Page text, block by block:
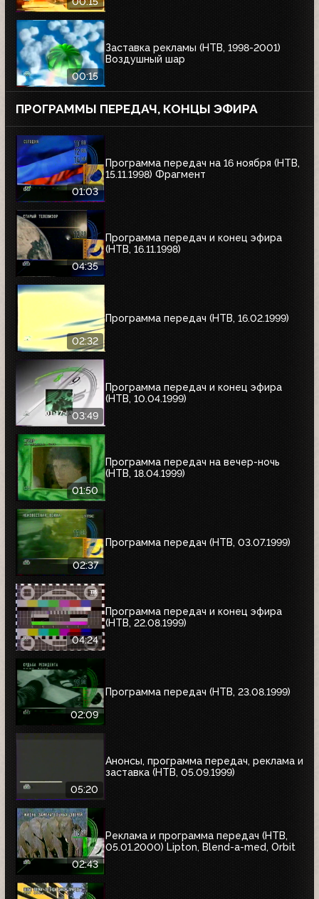
00:15
Заставка рекламы (НТВ, 1998-2001)
Воздушный шар
ПРОГРАММЫ ПЕРЕДАЧ, КОНЦЫ ЭФИРА
01:03
Программа передач на 16 ноября (НТВ,
15.11.1998) Фрагмент
04:35
Программа передач и конец эфира
(НТВ, 16.11.1998)
02:32
Программа передач (НТВ, 16.02.1999)
03:49
Программа передач и конец эфира
(НТВ, 10.04.1999)
01:50
Программа передач на вечер-ночь
(НТВ, 18.04.1999)
02:37
Программа передач (НТВ, 03.07.1999)
04:24
Программа передач и конец эфира
(НТВ, 22.08.1999)
02:09
Программа передач (НТВ, 23.08.1999)
05:20
Анонсы, программа передач, реклама и
заставка (НТВ, 05.09.1999)
02:43
Реклама и программа передач (НТВ,
05.01.2000) Lipton, Blend-a-med, Orbit